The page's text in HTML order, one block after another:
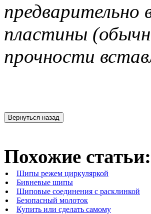
пластины
прочности
Похожие статьи:
Шипы режем циркуляркой
Бивневые шипы
Шиповые соединения с расклинкой
Безопасный молоток
Купить или сделать самому